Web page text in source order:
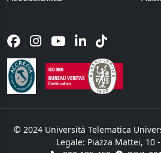
© 2024 Università Telematica
Legale: Piazza Mattei, 10